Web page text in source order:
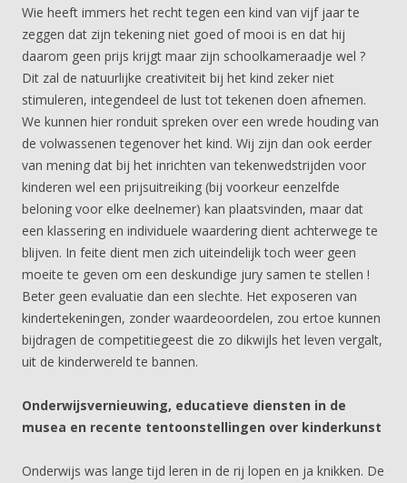
Wie heeft immers het recht tegen een kind van vijf jaar te
zeggen dat zijn tekening niet goed of mooi is en dat hij
daarom geen prijs krijgt maar zijn schoolkameraadje wel ?
Dit zal de natuurlijke creativiteit bij het kind zeker niet
stimuleren, integendeel de lust tot tekenen doen afnemen.
We kunnen hier ronduit spreken over een wrede houding van
de volwassenen tegenover het kind. Wij zijn dan ook eerder
van mening dat bij het inrichten van tekenwedstrijden voor
kinderen wel een prijsuitreiking (bij voorkeur eenzelfde
beloning voor elke deelnemer) kan plaatsvinden, maar dat
een klassering en individuele waardering dient achterwege te
blijven. In feite dient men zich uiteindelijk toch weer geen
moeite te geven om een deskundige jury samen te stellen !
Beter geen evaluatie dan een slechte. Het exposeren van
kindertekeningen, zonder waardeoordelen, zou ertoe kunnen
bijdragen de competitiegeest die zo dikwijls het leven vergalt,
uit de kinderwereld te bannen.
Onderwijsvernieuwing, educatieve diensten in de
musea en recente tentoonstellingen over kinderkunst
Onderwijs was lange tijd leren in de rij lopen en ja knikken. De